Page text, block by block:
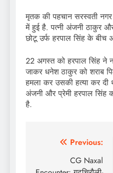
मृतक की पहचान सरस्वती
में हुई है. पत्नी अंजनी ठाकुर
छोटू उर्फ हरपाल सिंह के बीच
22 अगस्त को हरपाल सिंह ने
जाकर धनेश ठाकुर को शराब
हमला कर उसकी हत्या कर दी
अंजनी और प्रेमी हरपाल सिंह
है.
navigation
Previous:
CG Naxal